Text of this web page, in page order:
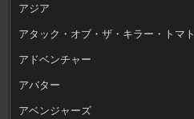
アジア
アタック・オブ・ザ・キラー・トマト
アドベンチャー
アバター
アベンジャーズ